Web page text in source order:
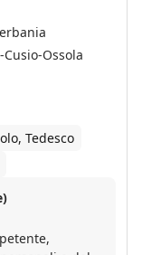
Ossola
Tedesco